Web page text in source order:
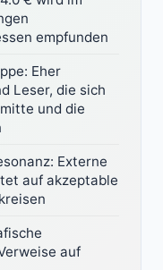
empfunden
Eher
Leser, die sich
und die
Externe
auf akzeptable
auf